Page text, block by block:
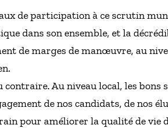
de participation à ce scrutin
dans son ensemble, et la
de marges de manœuvre, au
contraire. Au niveau local, les bons
de nos candidats, de nos
pour améliorer la qualité de vie